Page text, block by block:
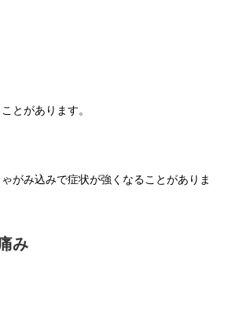
とがあります。
がみ込みで症状が強くなることがありま
み